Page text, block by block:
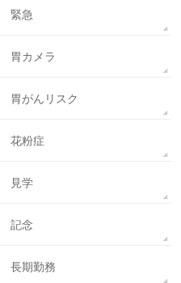
緊急
胃カメラ
胃がんリスク
花粉症
見学
記念
長期勤務